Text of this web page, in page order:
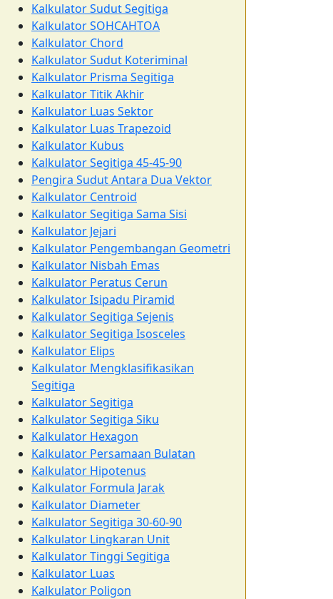
Kalkulator Sudut Segitiga
Kalkulator SOHCAHTOA
Kalkulator Chord
Kalkulator Sudut Koteriminal
Kalkulator Prisma Segitiga
Kalkulator Titik Akhir
Kalkulator Luas Sektor
Kalkulator Luas Trapezoid
Kalkulator Kubus
Kalkulator Segitiga 45-45-90
Pengira Sudut Antara Dua Vektor
Kalkulator Centroid
Kalkulator Segitiga Sama Sisi
Kalkulator Jejari
Kalkulator Pengembangan Geometri
Kalkulator Nisbah Emas
Kalkulator Peratus Cerun
Kalkulator Isipadu Piramid
Kalkulator Segitiga Sejenis
Kalkulator Segitiga Isosceles
Kalkulator Elips
Kalkulator Mengklasifikasikan
Segitiga
Kalkulator Segitiga
Kalkulator Segitiga Siku
Kalkulator Hexagon
Kalkulator Persamaan Bulatan
Kalkulator Hipotenus
Kalkulator Formula Jarak
Kalkulator Diameter
Kalkulator Segitiga 30-60-90
Kalkulator Lingkaran Unit
Kalkulator Tinggi Segitiga
Kalkulator Luas
Kalkulator Poligon